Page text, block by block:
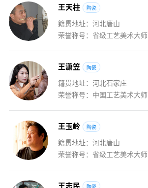
王天柱 陶瓷
籍贯地址：河北唐山
荣誉称号：省级工艺美术大师
王潇笠 陶瓷
籍贯地址：河北石家庄
荣誉称号：中国工艺美术大师
王玉岭 陶瓷
籍贯地址：河北唐山
荣誉称号：省级工艺美术大师
王志民 陶瓷